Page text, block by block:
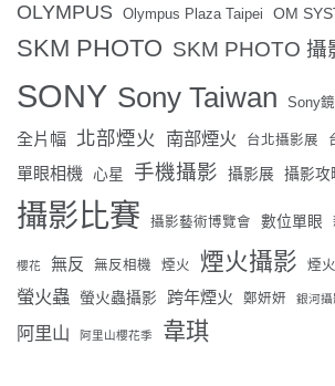
OLYMPUS Olympus Plaza Taipei OM
SKM PHOTO SKM PHOTO 攝
SONY Sony Taiwan Sony
全片幅 北部煙火 南部煙火 台北攝影展
單眼相機 心星 手機攝影 攝影展 攝影攻
攝影比賽 攝影藝術博覽會 數位單眼
櫻花 無反 無反相機 煙火 煙火攝影 煙
螢火蟲 螢火蟲攝影 跨年煙火 鄭妍妍 銀河攝
阿里山 阿里山櫻花季 韋琪